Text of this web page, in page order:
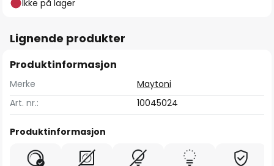
Ikke på lager
Lignende produkter
Produktinformasjon
Merke
Maytoni
Art. nr.:
10045024
Produktinformasjon